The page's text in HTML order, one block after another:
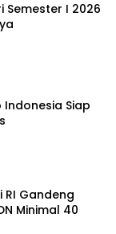
Semester I 2026
Indonesia Siap
RI Gandeng
Minimal 40